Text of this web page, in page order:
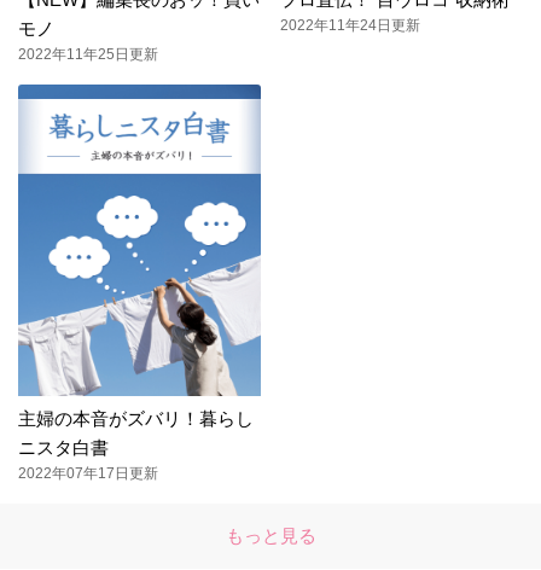
モノ
2022年11年25日更新
2022年11年24日更新
主婦の本音がズバリ！暮らし
ニスタ白書
2022年07年17日更新
もっと見る